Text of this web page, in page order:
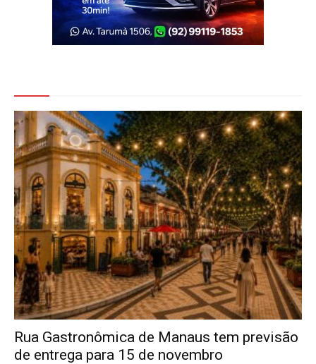
Rua Gastronômica de Manaus tem previsão
de entrega para 15 de novembro